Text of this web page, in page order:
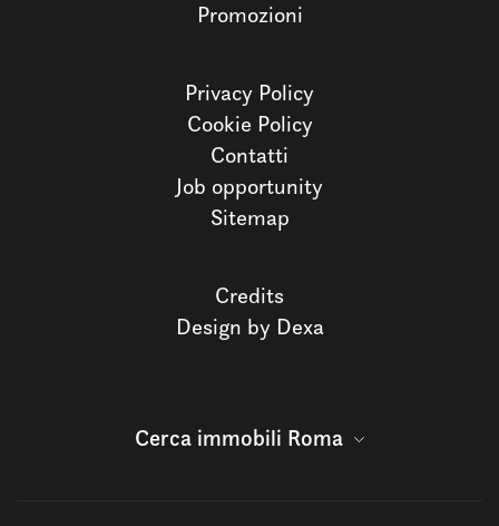
Promozioni
Privacy Policy
Cookie Policy
Contatti
Job opportunity
Sitemap
Credits
Design by Dexa
Cerca immobili Roma